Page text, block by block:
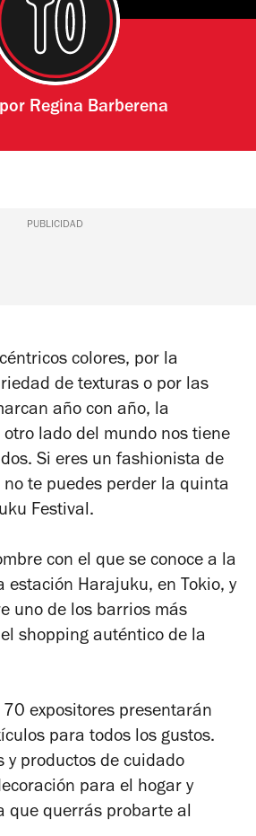
Regina Barberena
PUBLICIDAD
colores, por la
de texturas o por las
año con año, la
lado del mundo nos tiene
Si eres un fashionista de
te puedes perder la quinta
Festival.
con el que se conoce a la
estación Harajuku, en Tokio, y
uno de los barrios más
shopping auténtico de la
70 expositores presentarán
para todos los gustos.
y productos de cuidado
para el hogar y
que querrás probarte al